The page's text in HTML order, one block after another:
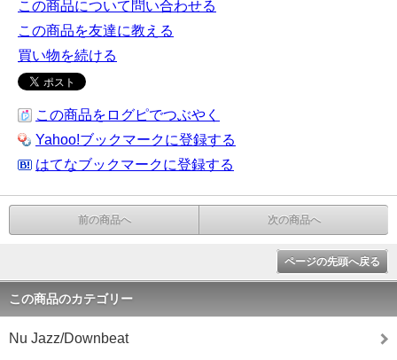
この商品について問い合わせる
この商品を友達に教える
買い物を続ける
この商品をログピでつぶやく
Yahoo!ブックマークに登録する
はてなブックマークに登録する
前の商品へ 次の商品へ
ページの先頭へ戻る
この商品のカテゴリー
Nu Jazz/Downbeat